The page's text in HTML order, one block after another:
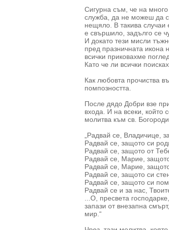
Сигурна съм, че на
служба, да не можеш да
нещяло. В такива случаи
е свършило, задълго се
И докато тези мисли
пред празничната икона
всички приковахме
Като че ли всички
Как любовта прочиства
помпозността.
После дядо Добри взе
входа. И на всеки,
молитва към св.
„Радвай се, Владичице,
Радвай се, защото си
Радвай се, защото от
Радвай се, Марие,
Радвай се, Марие,
Радвай се, защото си
Радвай се, защото си
Радвай се и за нас,
...О, пресвета
запази от внезапна
мир.“